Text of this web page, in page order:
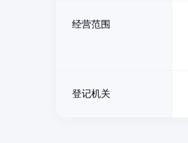
经营范围
登记机关